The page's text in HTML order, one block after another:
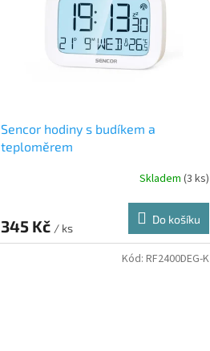
Sencor hodiny s budíkem a
teploměrem
Skladem (3 ks)
345 Kč / ks
Do košíku
Kód: RF2400DEG-K